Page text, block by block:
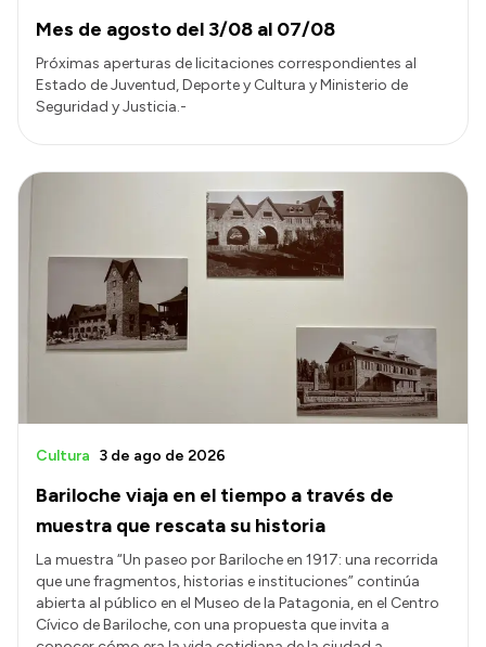
Mes de agosto del 3/08 al 07/08
Próximas aperturas de licitaciones correspondientes al
Estado de Juventud, Deporte y Cultura y Ministerio de
Seguridad y Justicia.-
Bariloche viaja en el tiempo a través de
muestra que rescata su historia
Cultura 3 de ago de 2026
La muestra “Un paseo por Bariloche en 1917: una recorrida
que une fragmentos, historias e instituciones” continúa
abierta al público en el Museo de la Patagonia, en el Centro
Cívico de Bariloche, con una propuesta que invita a